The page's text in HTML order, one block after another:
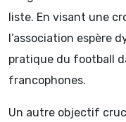
liste. En visant une
l’association espère
pratique du football
francophones.
Un autre objectif